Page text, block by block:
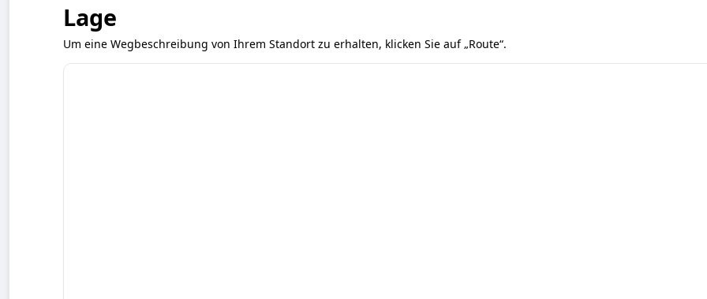
Lage
Um eine Wegbeschreibung von Ihrem Standort zu erhalten, klicken Sie auf „Route“.